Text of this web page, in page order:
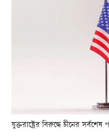
যুক্তরাষ্ট্রের বিরুদ্ধে চীনের সর্বশেষ